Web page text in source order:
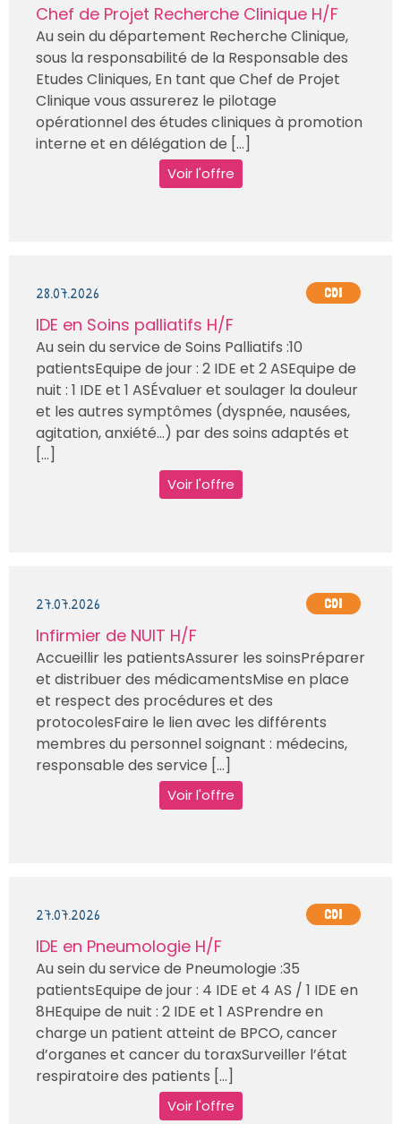
Chef de Projet Recherche Clinique H/F
Au sein du département Recherche Clinique,
sous la responsabilité de la Responsable des
Etudes Cliniques, En tant que Chef de Projet
Clinique vous assurerez le pilotage
opérationnel des études cliniques à promotion
interne et en délégation de [...]
Voir l'offre
28.07.2026 CDI
IDE en Soins palliatifs H/F
Au sein du service de Soins Palliatifs :10
patientsEquipe de jour : 2 IDE et 2 ASEquipe de
nuit : 1 IDE et 1 ASÉvaluer et soulager la douleur
et les autres symptômes (dyspnée, nausées,
agitation, anxiété…) par des soins adaptés et
[...]
Voir l'offre
27.07.2026 CDI
Infirmier de NUIT H/F
Accueillir les patientsAssurer les soinsPréparer
et distribuer des médicamentsMise en place
et respect des procédures et des
protocolesFaire le lien avec les différents
membres du personnel soignant : médecins,
responsable des service [...]
Voir l'offre
27.07.2026 CDI
IDE en Pneumologie H/F
Au sein du service de Pneumologie :35
patientsEquipe de jour : 4 IDE et 4 AS / 1 IDE en
8HEquipe de nuit : 2 IDE et 1 ASPrendre en
charge un patient atteint de BPCO, cancer
d’organes et cancer du toraxSurveiller l’état
respiratoire des patients [...]
Voir l'offre